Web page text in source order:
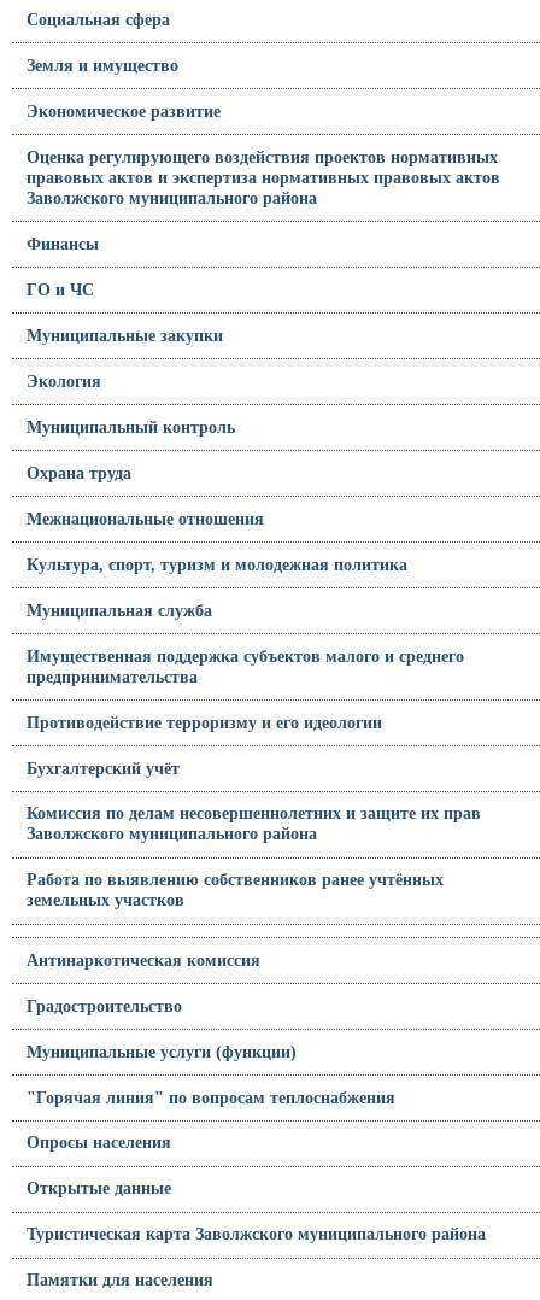
Социальная сфера
Земля и имущество
Экономическое развитие
Оценка регулирующего воздействия проектов нормативных
правовых актов и экспертиза нормативных правовых актов
Заволжского муниципального района
Финансы
ГО и ЧС
Муниципальные закупки
Экология
Муниципальный контроль
Охрана труда
Межнациональные отношения
Культура, спорт, туризм и молодежная политика
Муниципальная служба
Имущественная поддержка субъектов малого и среднего
предпринимательства
Противодействие терроризму и его идеологии
Бухгалтерский учёт
Комиссия по делам несовершеннолетних и защите их прав
Заволжского муниципального района
Работа по выявлению собственников ранее учтённых
земельных участков
Антинаркотическая комиссия
Градостроительство
Муниципальные услуги (функции)
"Горячая линия" по вопросам теплоснабжения
Опросы населения
Открытые данные
Туристическая карта Заволжского муниципального района
Памятки для населения